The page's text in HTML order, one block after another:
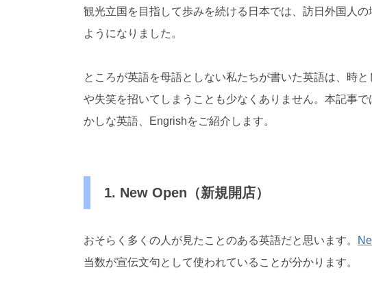
観光立国を目指して歩みを続ける日本では、訪日外国人
ようになりました。
ところが英語を母語としない私たちが書いた英語は、時
や失笑を招いてしまうことも少なくありません。本記事
かしな英語、
Engrishをご紹介します。
1. New Open（新規開店）
おそらく多くの人が見たことのある英語だと思います。
当数が宣伝文句として使われていることが分かります。